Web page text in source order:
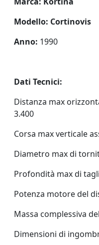
Modello: Cortinovis
Anno: 1990
Dati Tecnici:
Distanza max
3.400
Corsa max verticale
Diametro max di
Profondità max di
Potenza motore del
Massa complessiva
Dimensioni di